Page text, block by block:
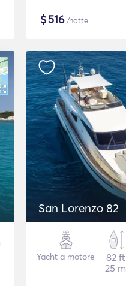
$516/notte
San Lorenzo 82
Yacht a motore
82 ft
25 m